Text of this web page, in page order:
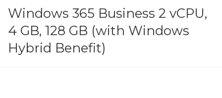
Windows 365 Business 2 vCPU,
4 GB, 128 GB (with Windows
Hybrid Benefit)